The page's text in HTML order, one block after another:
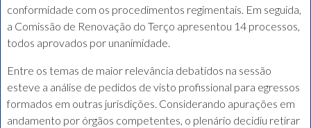
conformidade com os procedimentos regimentais. Em seguida,
a Comissão de Renovação do Terço apresentou 14 processos,
todos aprovados por unanimidade.
Entre os temas de maior relevância debatidos na sessão
esteve a análise de pedidos de visto profissional para egressos
formados em outras jurisdições. Considerando apurações em
andamento por órgãos competentes, o plenário decidiu retirar